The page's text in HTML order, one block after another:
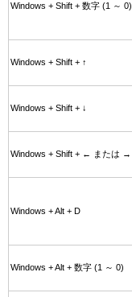
Windows + Shift + 数字 (1 ～ 0)
Windows + Shift + ↑
Windows + Shift + ↓
Windows + Shift + ← または →
Windows + Alt + D
Windows + Alt + 数字 (1 ～ 0)